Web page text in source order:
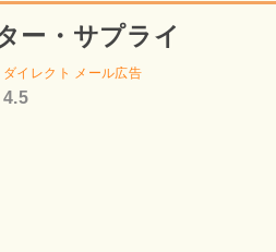
ー・サプライ
ダイレクト メール広告
4.5